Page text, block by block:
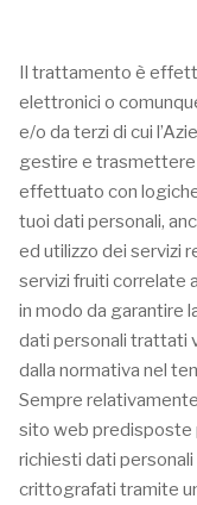
Il trattamento è
elettronici o
e/o da terzi di cui
gestire e
effettuato con
tuoi dati personali,
ed utilizzo dei servizi
servizi fruiti correlate
in modo da garantire
dati personali trattati
dalla normativa nel
Sempre
sito web predisposte
richiesti dati
crittografati tramite